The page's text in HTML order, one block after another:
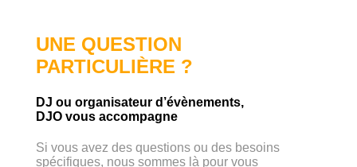
UNE QUESTION
PARTICULIÈRE ?
DJ ou organisateur d’évènements,
DJO vous accompagne
Si vous avez des questions ou des besoins
spécifiques, nous sommes là pour vous